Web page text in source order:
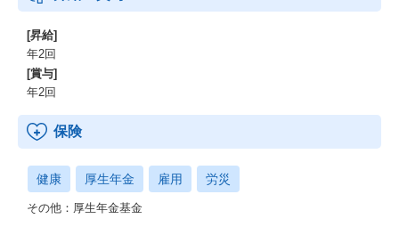
[昇給]
年2回
[賞与]
年2回
保険
健康 厚生年金 雇用 労災
その他：厚生年金基金